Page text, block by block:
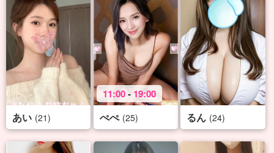
あい (21)
11:00- 19:00
ぺぺ (25) るん (24)